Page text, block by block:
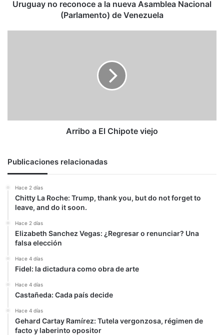
deUruguay no reconoce a la nueva Asamblea Nacional
(Parlamento) de Venezuela
Arribo a El Chipote viejo
Publicaciones relacionadas
Hace 2 días
Chitty La Roche: Trump, thank you, but do not forget to
leave, and do it soon.
Hace 2 días
Elizabeth Sanchez Vegas: ¿Regresar o renunciar? Una
falsa elección
Hace 4 días
Fidel: la dictadura como obra de arte
Hace 4 días
Castañeda: Cada país decide
Hace 4 días
Gehard Cartay Ramírez: Tutela vergonzosa, régimen de
facto y laberinto opositor